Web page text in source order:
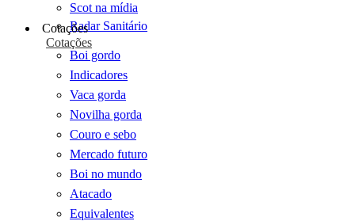
Scot na mídia
Radar Sanitário
Cotações
Cotações
Boi gordo
Indicadores
Vaca gorda
Novilha gorda
Couro e sebo
Mercado futuro
Boi no mundo
Atacado
Equivalentes